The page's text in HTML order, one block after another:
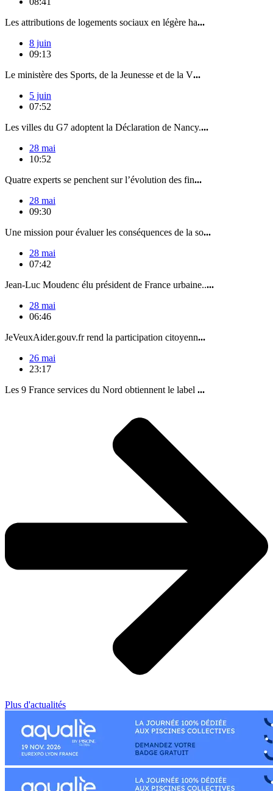
Les attributions de logements sociaux en légère ha...
8 juin
09:13
Le ministère des Sports, de la Jeunesse et de la V...
5 juin
07:52
Les villes du G7 adoptent la Déclaration de Nancy....
28 mai
10:52
Quatre experts se penchent sur l’évolution des fin...
28 mai
09:30
Une mission pour évaluer les conséquences de la so...
28 mai
07:42
Jean-Luc Moudenc élu président de France urbaine.....
28 mai
06:46
JeVeuxAider.gouv.fr rend la participation citoyenn...
26 mai
23:17
Les 9 France services du Nord obtiennent le label ...
Plus d'actualités